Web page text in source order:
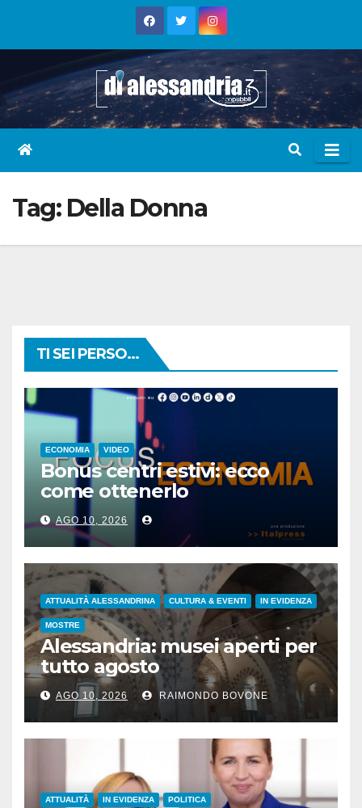
Tag: Della Donna
TI SEI PERSO...
ECONOMIA VIDEO
Bonus centri estivi: ecco
come ottenerlo
AGO 10, 2026
ATTUALITÀ ALESSANDRINA CULTURA & EVENTI IN EVIDENZA
MOSTRE
Alessandria: musei aperti per
tutto agosto
AGO 10, 2026 RAIMONDO BOVONE
ATTUALITÀ IN EVIDENZA POLITICA